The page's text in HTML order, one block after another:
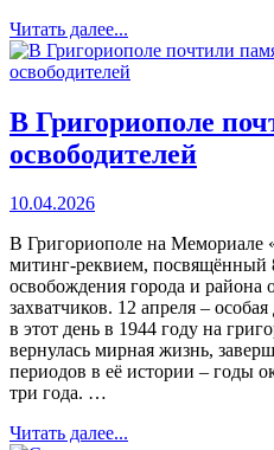
Читать далее...
В Григориополе
освободителей
10.04.2026
В Григориополе на Мемориале
митинг-реквием, посвящённый
освобождения города и района
захватчиков. 12 апреля –
в этот день в 1944 году на
вернулась мирная жизнь,
периодов в её истории – годы
три года. …
Читать далее...